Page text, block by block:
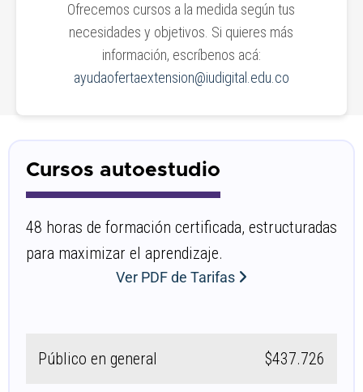
Ofrecemos cursos a la medida según tus
necesidades y objetivos. Si quieres más
información, escríbenos acá:
ayudaofertaextension@iudigital.edu.co
Cursos autoestudio
48 horas de formación certificada, estructuradas
para maximizar el aprendizaje.
Ver PDF de Tarifas
Público en general $437.726